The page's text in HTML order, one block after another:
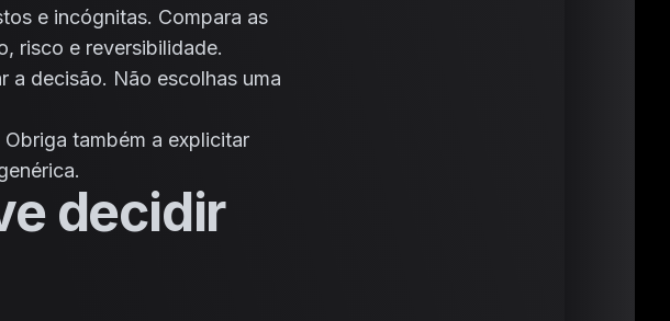
e incógnitas. Compara as
risco e reversibilidade.
a decisão. Não escolhas uma
também a explicitar
decidir